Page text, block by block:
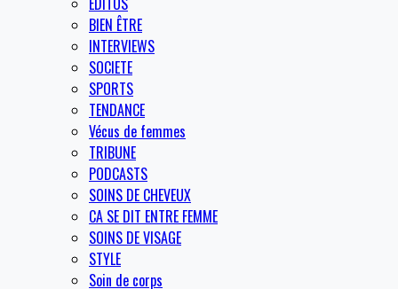
BIEN ÊTRE
INTERVIEWS
SOCIETE
SPORTS
TENDANCE
Vécus de femmes
TRIBUNE
PODCASTS
SOINS DE CHEVEUX
CA SE DIT ENTRE FEMME
SOINS DE VISAGE
STYLE
Soin de corps